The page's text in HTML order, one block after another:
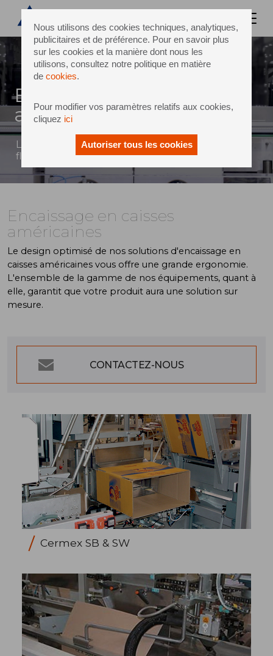
Nous utilisons des cookies techniques, analytiques,
publicitaires et de préférence. Pour en savoir plus
sur les cookies et la manière dont nous les
utilisons, consultez notre politique en matière
de cookies.
Pour modifier vos paramètres relatifs aux cookies,
cliquez ici
Autoriser tous les cookies
Encaissage en caisses
américaines
La combinaison parfaite entre haute cadence,
flexibilité et fiabilité
Encaissage en caisses
américaines
Le design optimisé de nos solutions d'encaissage en
caisses américaines vous offre une grande ergonomie.
L'ensemble de la gamme de nos équipements, quant à
elle, garantit que votre produit aura une solution sur
mesure.
CONTACTEZ-NOUS
Cermex SB & SW